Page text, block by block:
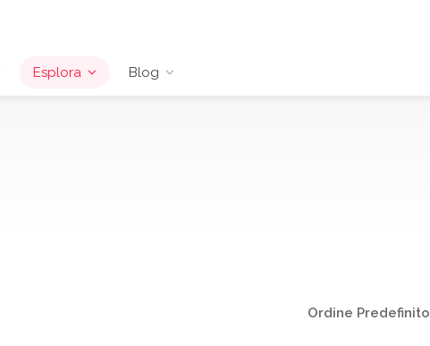
Esplora Blog
Ordine Predefinito